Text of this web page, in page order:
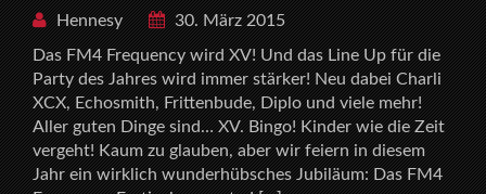
Hennesy
30. März 2015
Das FM4 Frequency wird XV! Und das Line Up für die
Party des Jahres wird immer stärker! Neu dabei Charli
XCX, Echosmith, Frittenbude, Diplo und viele mehr!
Aller guten Dinge sind… XV. Bingo! Kinder wie die Zeit
vergeht! Kaum zu glauben, aber wir feiern in diesem
Jahr ein wirklich wunderhübsches Jubiläum: Das FM4